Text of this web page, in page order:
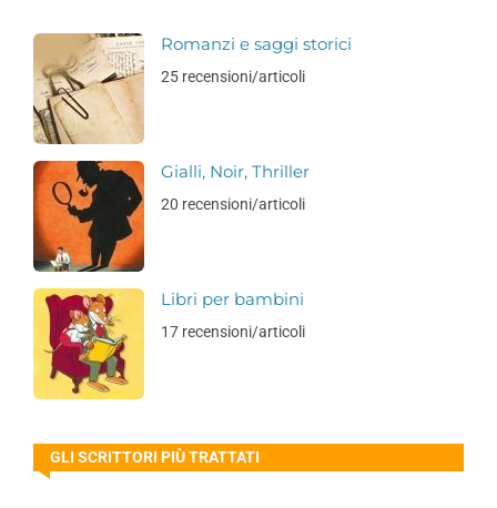
Romanzi e saggi storici
25 recensioni/articoli
Gialli, Noir, Thriller
20 recensioni/articoli
Libri per bambini
17 recensioni/articoli
GLI SCRITTORI PIÙ TRATTATI